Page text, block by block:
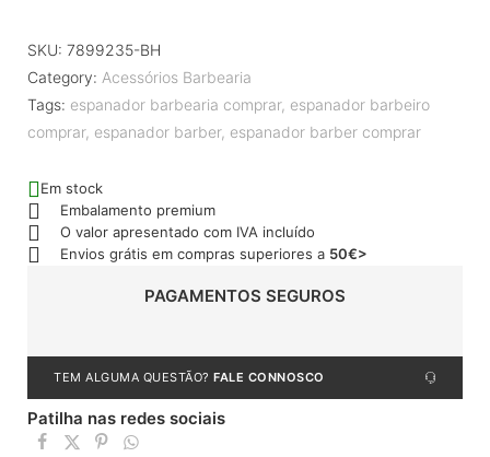
SKU: 7899235-BH
Category: Acessórios Barbearia
Tags: espanador barbearia comprar, espanador barbeiro
comprar, espanador barber, espanador barber comprar
Em stock
Embalamento premium
O valor apresentado com IVA incluído
Envios grátis em compras superiores a 50€>
PAGAMENTOS SEGUROS
TEM ALGUMA QUESTÃO? FALE CONNOSCO
Patilha nas redes sociais